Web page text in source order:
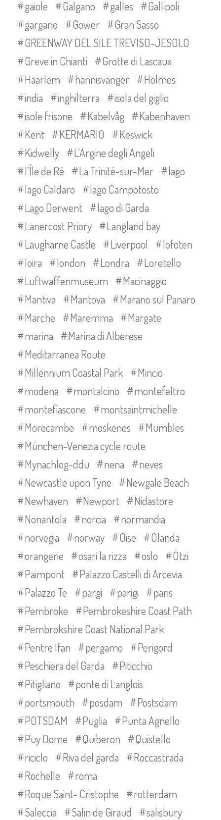
gaiole Galgano galles
Gallipoli
gargano
Gower
Gran Sasso
GREENWAY DEL SILE TREVISO-JESOLO
Greve in Chianti
Grotte di Lascaux
Haarlem
hannisvanger
Holmes
india
inghilterra
isola del giglio
isole frisone
Kabelvåg
Kabenhaven
Kent
KERMARIO
Keswick
Kidwelly
L’Argine degli Angeli
l’Île de Ré
La Trinité-sur-Mer
lago
lago Caldaro
lago Campotosto
Lago Derwent
lago di Garda
Lanercost Priory
Langland bay
Laugharne Castle
Liverpool
lofoten
loira
london Londra
Loretello
Luftwaffenmuseum
Macinaggio
Mantiva
Mantova
Marano sul Panaro
Marche
Maremma
Margate
marina
Marina di Alberese
Meditarranea Route
Millennium Coastal Park
Mincio
modena
montalcino
montefeltro
montefiascone
montsaintmichelle
Morecambe
moskenes
Mumbles
München-Venezia cycle route
Mynachlog-ddu
nena
neves
Newcastle upon Tyne
Newgale Beach
Newhaven
Newport
Nidastore
Nonantola
norcia
normandia
norvegia
norway Oise
Olanda
orangerie
osari la rizza oslo
Ötzi
Paimpont
Palazzo Castelli di Arcevia
Palazzo Te
pargi parigi
paris
Pembroke
Pembrokeshire Coast Path
Pembrokshire Coast National Park
Pentre Ifan
pergamo
Perigord
Peschiera del Garda
Piticchio
Pitigliano
ponte di Langlois
portsmouth
posdam
Postsdam
POTSDAM
Puglia
Punta Agnello
Puy Dome
Quiberon
Quistello
riciclo
Riva del garda
Roccastrada
Rochelle
roma
Roque Saint- Cristophe
rotterdam
Saleccia
Salin de Giraud
salisbury